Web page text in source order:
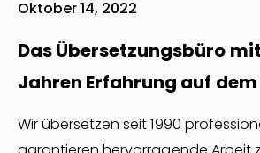
Oktober 14, 2022
Das Übersetzungsbüro
Jahren Erfahrung auf
Wir übersetzen seit 1990